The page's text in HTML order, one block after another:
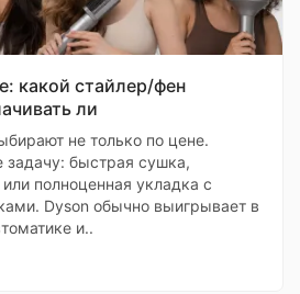
какой стайлер/фен
ли
не только по цене.
задачу: быстрая сушка,
полноценная укладка с
Dyson обычно выигрывает в
и..